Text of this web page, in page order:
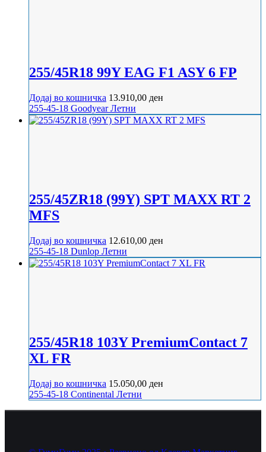
255/45R18 99Y EAG F1 ASY 6 FP
Додај во кошничка 13.910,00 ден
255-45-18 GoodyearЛетни
255/45ZR18 (99Y) SPT MAXX RT 2
MFS
Додај во кошничка 12.610,00 ден
255-45-18 Dunlop Летни
255/45R18 103Y PremiumContact 7
XL FR
Додај во кошничка 15.050,00 ден
255-45-18 Continental Летни